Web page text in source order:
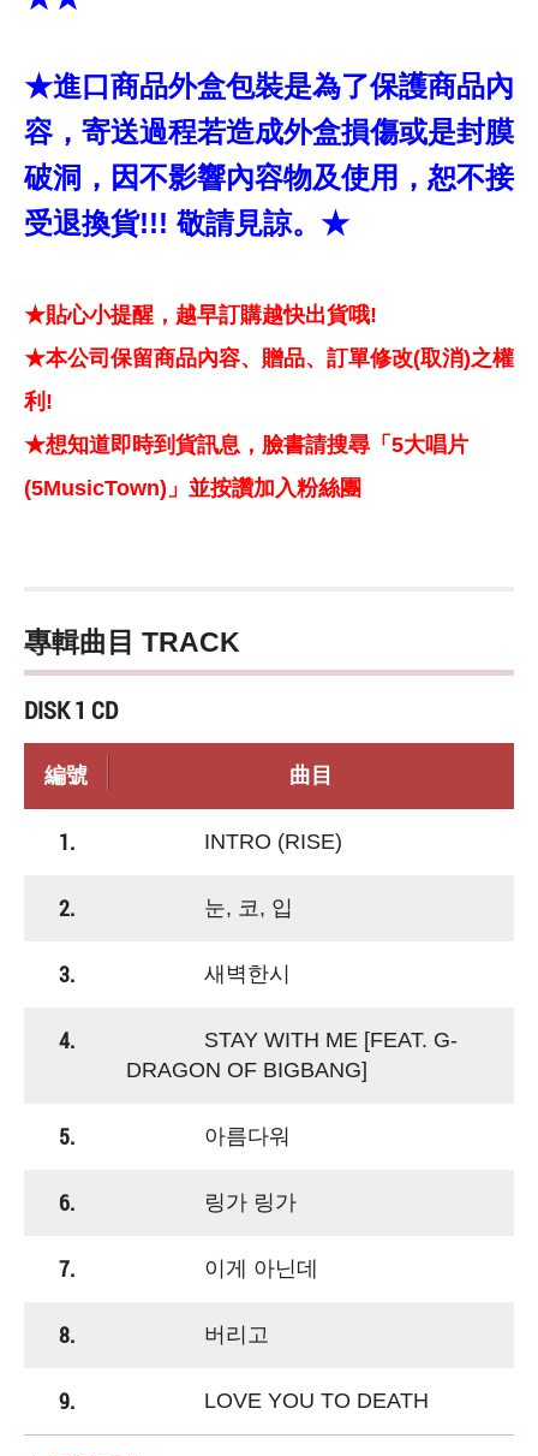
★進口商品外盒包裝是為了保護商品內
容，寄送過程若造成外盒損傷或是封膜
破洞，因不影響內容物及使用，恕不接
受退換貨!!! 敬請見諒。★
★貼心小提醒，越早訂購越快出貨哦!
★本公司保留商品內容、贈品、訂單修改(取消)之權
利!
★想知道即時到貨訊息，臉書請搜尋「5大唱片
(5MusicTown)」並按讚加入粉絲團
專輯曲目 TRACK
DISK 1 CD
編號 曲目
1. INTRO (RISE)
2. 눈, 코, 입
3. 새벽한시
4.
STAY WITH ME [FEAT. G-
DRAGON OF BIGBANG]
5. 아름다워
6. 링가 링가
7. 이게 아닌데
8. 버리고
9. LOVE YOU TO DEATH